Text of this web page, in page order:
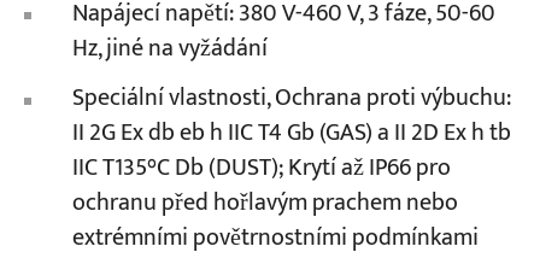
Napájecí napětí: 380 V-460 V, 3 fáze, 50-60
Hz, jiné na vyžádání
Speciální vlastnosti, Ochrana proti výbuchu:
II 2G Ex db eb h IIC T4 Gb (GAS) a II 2D Ex h tb
IIC T135°C Db (DUST); Krytí až IP66 pro
ochranu před hořlavým prachem nebo
extrémními povětrnostními podmínkami